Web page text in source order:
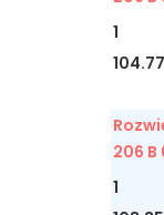
1
206 B
1